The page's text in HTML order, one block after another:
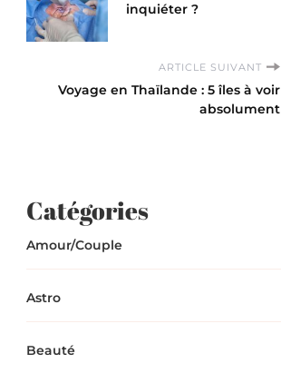
inquiéter ?
ARTICLE SUIVANT
Voyage en Thaïlande : 5 îles à voir
absolument
Catégories
Amour/Couple
Astro
Beauté